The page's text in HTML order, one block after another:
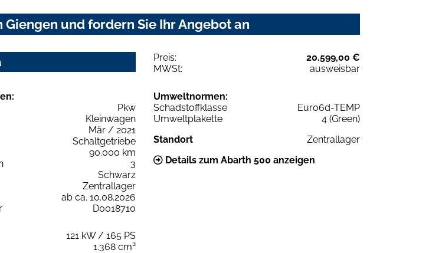
und fordern Sie Ihr Angebot an
Preis:
20.599,00 €
MWSt:
ausweisbar
Pkw
Kleinwagen
Mär / 2021
Schaltgetriebe
90.000 km
3
Schwarz
Zentrallager
ab ca. 10.08.2026
D0018710
121 kW / 165 PS
1.368 cm³
Umweltnormen:
Schadstoffklasse
Euro6d-TEMP
Umweltplakette
4 (Green)
Standort
Zentrallager
Details zum Abarth 500 anzeigen